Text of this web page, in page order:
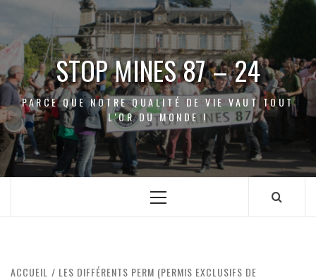
contenu
STOP MINES 87 – 24
PARCE QUE NOTRE QUALITÉ DE VIE VAUT TOUT
L'OR DU MONDE !
Menu
ACCUEIL
LES DIFFÉRENTS PERM (PERMIS EXCLUSIFS DE